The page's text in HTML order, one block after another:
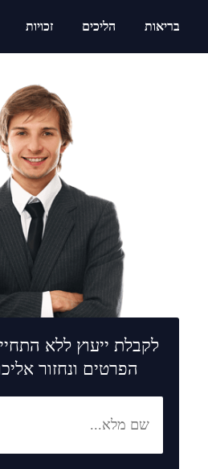
בריאות הליכים זכויות
לקבלת ייעוץ ללא
הפרטים ונחזור